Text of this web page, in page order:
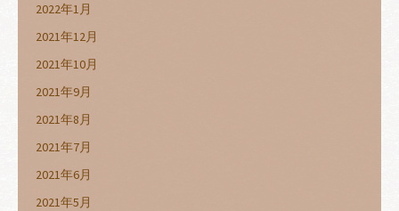
2022年1月
2021年12月
2021年10月
2021年9月
2021年8月
2021年7月
2021年6月
2021年5月